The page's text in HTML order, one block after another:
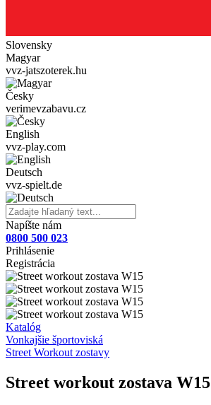
Slovensky
Magyar
vvz-jatszoterek.hu
Česky
verimevzabavu.cz
English
vvz-play.com
Deutsch
vvz-spielt.de
Napíšte nám
0800 500 023
Prihlásenie
Registrácia
Katalóg
Vonkajšie športoviská
Street Workout zostavy
Street workout zostava W15